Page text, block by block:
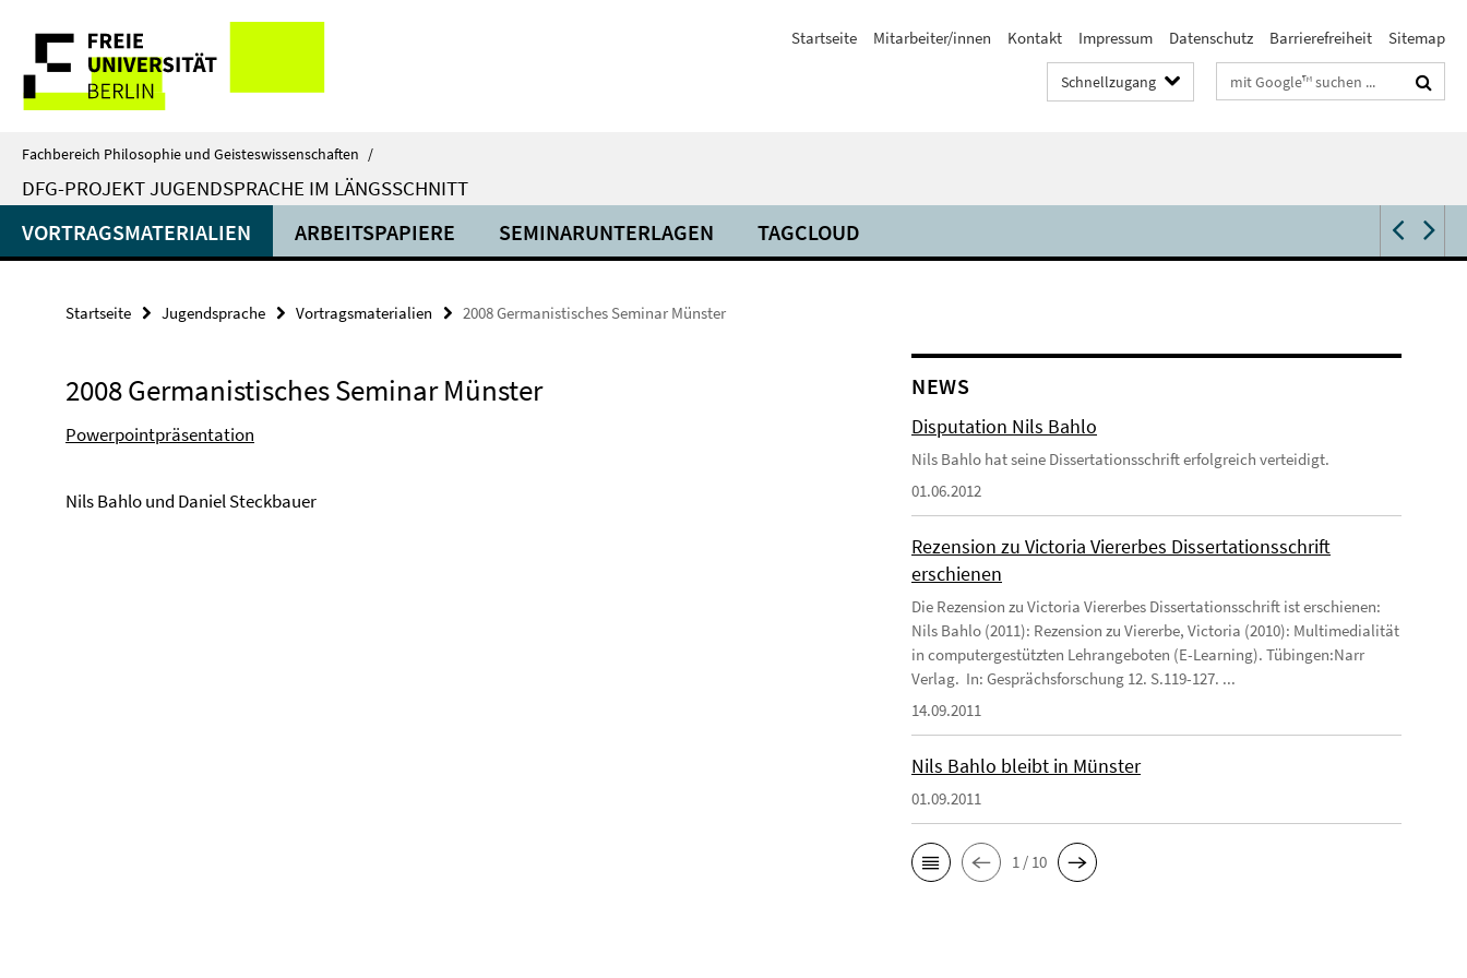
direkt
Inhalt
Service-
Navigation
Startseite Mitarbeiter/innen Kontakt Impressum Datenschutz Barrierefreiheit Sitemap
Schnellzugang Suchbegriffe
Fachbereich Philosophie und Geisteswissenschaften /
DFG-PROJEKT JUGENDSPRACHE IM LÄNGSSCHNITT
VORTRAGSMATERIALIEN ARBEITSPAPIERE SEMINARUNTERLAGEN TAGCLOUD
Startseite Jugendsprache Vortragsmaterialien 2008 Germanistisches Seminar Münster
2008 Germanistisches Seminar Münster
Powerpointpräsentation
Nils Bahlo und Daniel Steckbauer
NEWS
Disputation Nils Bahlo
Nils Bahlo hat seine Dissertationsschrift erfolgreich verteidigt.
01.06.2012
Rezension zu Victoria Viererbes Dissertationsschrift
erschienen
Die Rezension zu Victoria Viererbes Dissertationsschrift ist erschienen:
Nils Bahlo (2011): Rezension zu Viererbe, Victoria (2010): Multimedialität
in computergestützten Lehrangeboten (E-Learning). Tübingen:Narr
Verlag. In: Gesprächsforschung 12. S.119-127. ...
14.09.2011
Nils Bahlo bleibt in Münster
01.09.2011
1 / 10